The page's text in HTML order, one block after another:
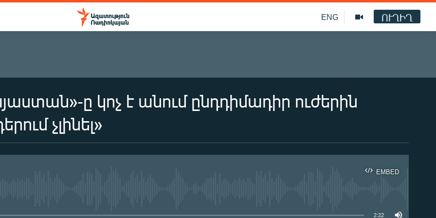
ENG ՈՒՂԻՂ
ը կոչ է անում ընդդիմադիր ուժերին
չլինել»
EMBED
2:22